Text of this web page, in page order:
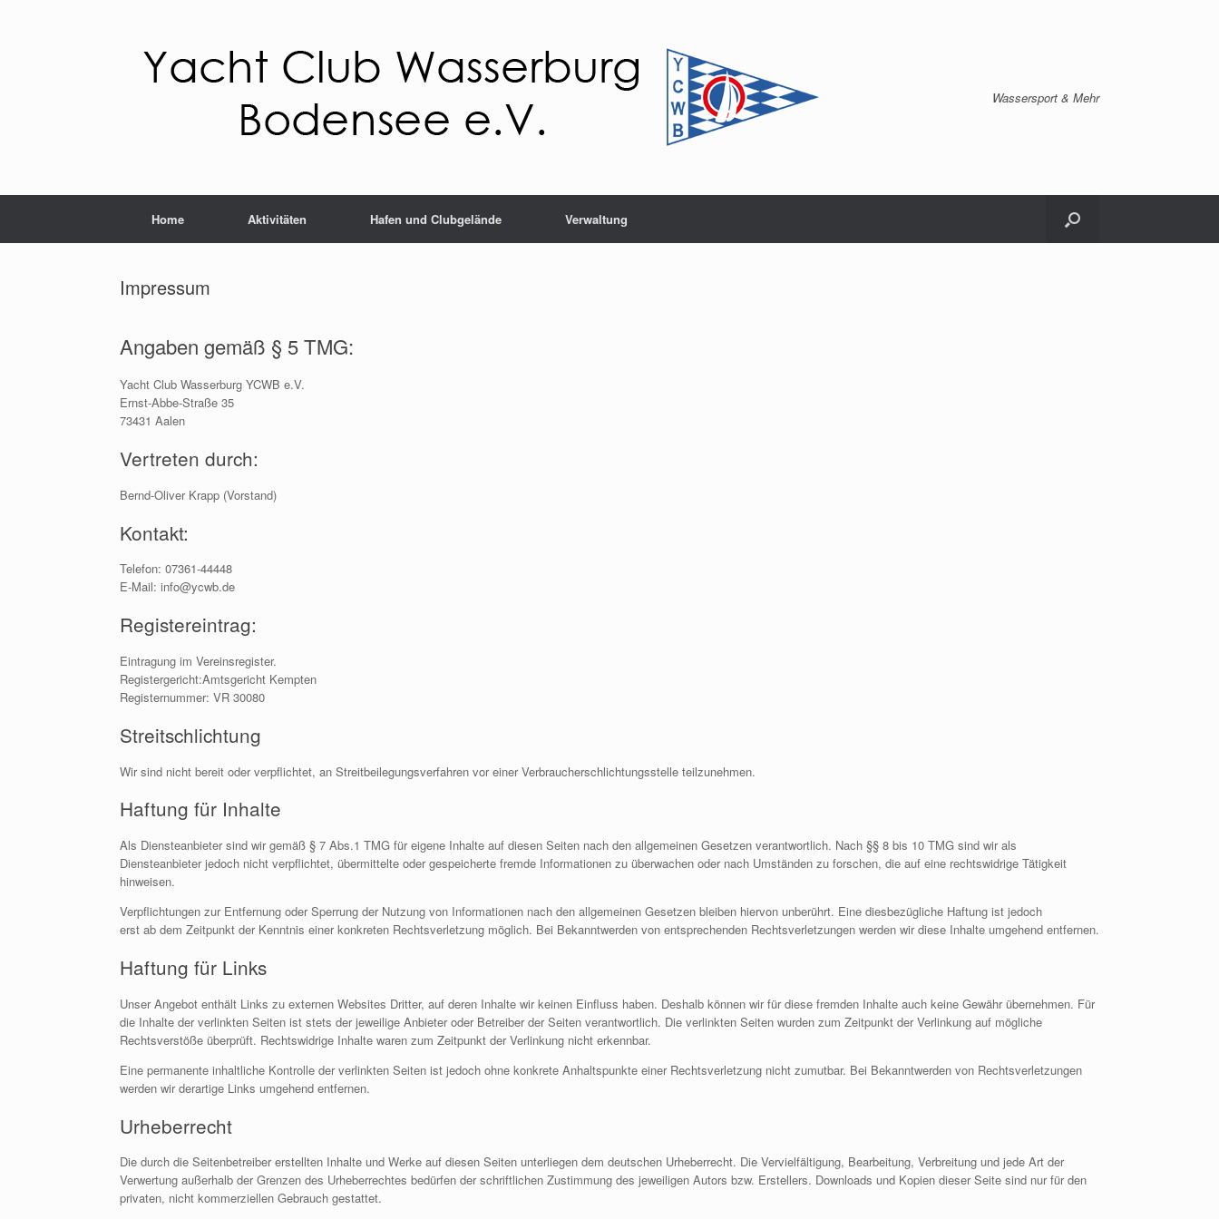
Wassersport & Mehr
Home Aktivitäten Hafen und Clubgelände Verwaltung
Impressum
Angaben gemäß § 5 TMG:
Yacht Club Wasserburg YCWB e.V.
Ernst-Abbe-Straße 35
73431 Aalen
Vertreten durch:
Bernd-Oliver Krapp (Vorstand)
Kontakt:
Telefon: 07361-44448
E-Mail: info@ycwb.de
Registereintrag:
Eintragung im Vereinsregister.
Registergericht:Amtsgericht Kempten
Registernummer: VR 30080
Streitschlichtung
Wir sind nicht bereit oder verpflichtet, an Streitbeilegungsverfahren vor einer Verbraucherschlichtungsstelle teilzunehmen.
Haftung für Inhalte
Als Diensteanbieter sind wir gemäß § 7 Abs.1 TMG für eigene Inhalte auf diesen Seiten nach den allgemeinen Gesetzen verantwortlich. Nach §§ 8 bis 10 TMG sind wir als
Diensteanbieter jedoch nicht verpflichtet, übermittelte oder gespeicherte fremde Informationen zu überwachen oder nach Umständen zu forschen, die auf eine rechtswidrige Tätigkeit
hinweisen.
Verpflichtungen zur Entfernung oder Sperrung der Nutzung von Informationen nach den allgemeinen Gesetzen bleiben hiervon unberührt. Eine diesbezügliche Haftung ist jedoch
erst ab dem Zeitpunkt der Kenntnis einer konkreten Rechtsverletzung möglich. Bei Bekanntwerden von entsprechenden Rechtsverletzungen werden wir diese Inhalte umgehend entfernen.
Haftung für Links
Unser Angebot enthält Links zu externen Websites Dritter, auf deren Inhalte wir keinen Einfluss haben. Deshalb können wir für diese fremden Inhalte auch keine Gewähr übernehmen. Für
die Inhalte der verlinkten Seiten ist stets der jeweilige Anbieter oder Betreiber der Seiten verantwortlich. Die verlinkten Seiten wurden zum Zeitpunkt der Verlinkung auf mögliche
Rechtsverstöße überprüft. Rechtswidrige Inhalte waren zum Zeitpunkt der Verlinkung nicht erkennbar.
Eine permanente inhaltliche Kontrolle der verlinkten Seiten ist jedoch ohne konkrete Anhaltspunkte einer Rechtsverletzung nicht zumutbar. Bei Bekanntwerden von Rechtsverletzungen
werden wir derartige Links umgehend entfernen.
Urheberrecht
Die durch die Seitenbetreiber erstellten Inhalte und Werke auf diesen Seiten unterliegen dem deutschen Urheberrecht. Die Vervielfältigung, Bearbeitung, Verbreitung und jede Art der
Verwertung außerhalb der Grenzen des Urheberrechtes bedürfen der schriftlichen Zustimmung des jeweiligen Autors bzw. Erstellers. Downloads und Kopien dieser Seite sind nur für den
privaten, nicht kommerziellen Gebrauch gestattet.